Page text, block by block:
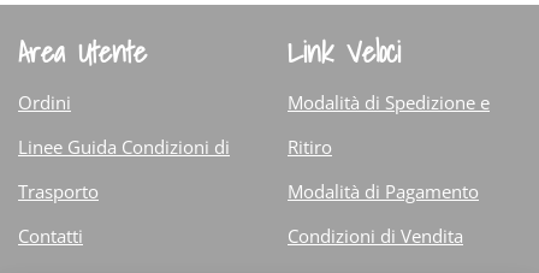
Area Utente
Ordini
Linee Guida Condizioni di
Trasporto
Contatti
Link Veloci
Modalità di Spedizione e
Ritiro
Modalità di Pagamento
Condizioni di Vendita